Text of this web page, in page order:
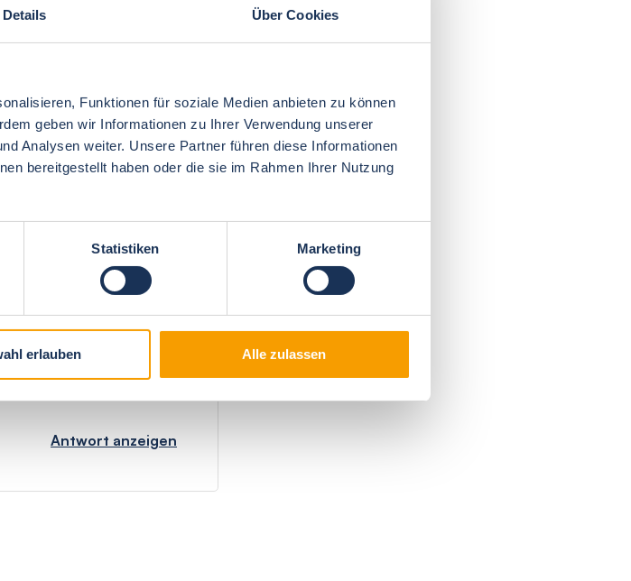
Details Über Cookies
Funktionen für soziale Medien anbieten zu können
geben wir Informationen zu Ihrer Verwendung unserer
Analysen weiter. Unsere Partner führen diese Informationen
bereitgestellt haben oder die sie im Rahmen Ihrer Nutzung
Statistiken Marketing
erlauben Alle zulassen
allem das schöne große
braucht,vor allem auch
ist schön groß und
kann man bequem seine
Antwort anzeigen